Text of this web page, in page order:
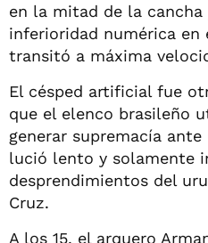
en la mitad de la
inferioridad numérica en
transitó a máxima
El césped artificial fue
que el elenco brasileño
generar supremacía
lució lento y solamente
desprendimientos del
Cruz.
A los 15, el arquero